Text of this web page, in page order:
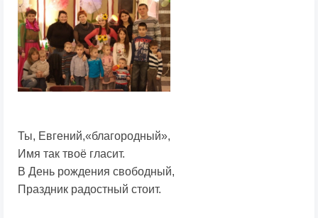
Ты, Евгений,«благородный»,
Имя так твоё гласит.
В День рождения свободный,
Праздник радостный стоит.